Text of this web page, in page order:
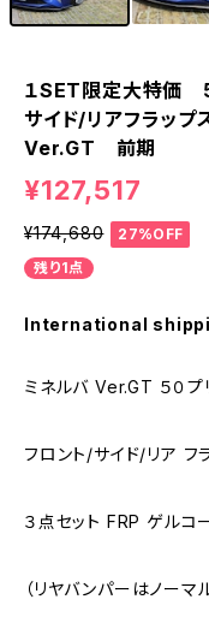
１SET限定大特価
サイド/リアフラッ
Ver.GT 前期
¥127,517
¥174,680
27%OFF
残り1点
International
ミネルバ Ver.GT ５０
フロント/サイド/リア フ
３点セット FRP ゲルコ
（リヤバンパーはノーマ